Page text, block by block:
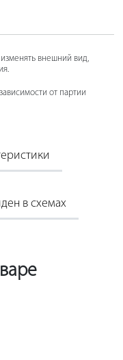
внешний вид,
от партии
в схемах